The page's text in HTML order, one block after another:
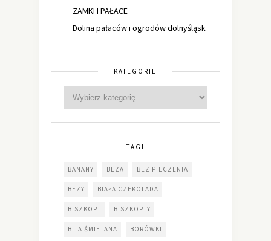
ZAMKI I PAŁACE
Dolina pałaców i ogrodów dolnyśląsk
KATEGORIE
TAGI
BANANY BEZA BEZ PIECZENIA
BEZY BIAŁA CZEKOLADA
BISZKOPT BISZKOPTY
BITA ŚMIETANA BORÓWKI